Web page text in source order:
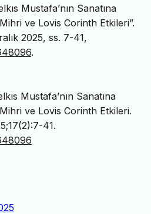
Mustafa’nın Sanatına
ve Lovis Corinth Etkileri”.
2025, ss. 7-41,
.
Mustafa’nın Sanatına
ve Lovis Corinth Etkileri.
41.